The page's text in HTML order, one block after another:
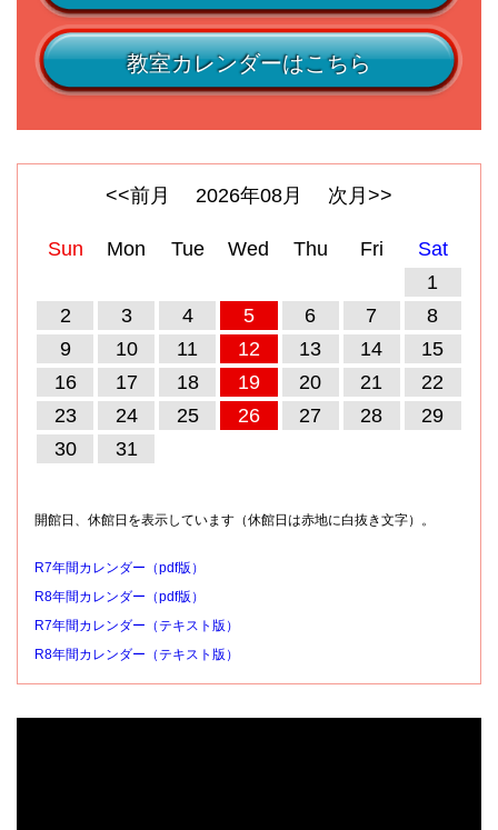
教室カレンダーはこちら
<<前月 2026年08 月 次月>>
Sun Mon Tue Wed Thu Fri
Sat
1
2
3 4 5 6 7
8
9
10 11 12 13 14
15
16
17 18 19 20 21
22
23
24 25 26 27 28
29
30
31
開館日、休館日を表示しています（休館日は赤地に白抜き文字）。
R7年間カレンダー（pdf版）
R8年間カレンダー（pdf版）
R7年間カレンダー（テキスト版）
R8年間カレンダー（テキスト版）